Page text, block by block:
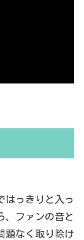
はっきりと入っ
、ファンの音と
題なく取り除け